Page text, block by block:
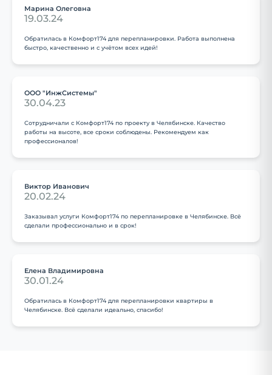
Марина Олеговна
19.03.24
Обратилась в Комфорт174 для перепланировки. Работа выполнена
быстро, качественно и с учётом всех идей!
ООО "ИнжСистемы"
30.04.23
Сотрудничали с Комфорт174 по проекту в Челябинске. Качество
работы на высоте, все сроки соблюдены. Рекомендуем как
профессионалов!
Виктор Иванович
20.02.24
Заказывал услуги Комфорт174 по перепланировке в Челябинске. Всё
сделали профессионально и в срок!
Елена Владимировна
30.01.24
Обратилась в Комфорт174 для перепланировки квартиры в
Челябинске. Всё сделали идеально, спасибо!